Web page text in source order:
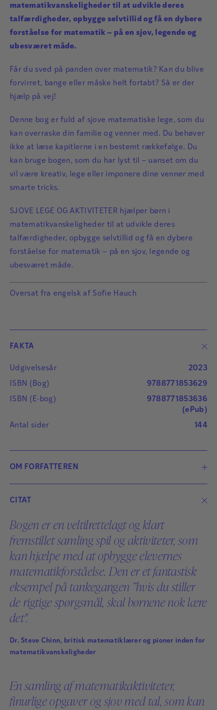
matematikvanskeligheder til at udvikle deres
talfærdigheder, opbygge selvtillid og få en dybere
forståelse for matematik – på en sjov, legende og
ubesværet måde.
Får du sved på panden over matematik? Kan du blive
forvirret, bange eller måske helt fortabt? Så er der
hjælp på vej!
Denne bog er fuld af sjove matematiske lege, som du
kan overraske din familie og venner med. Du behøver
ikke at læse kapitlerne i en bestemt rækkefølge. Du
kan bruge bogen, som du har lyst til – uanset om du
vil være kreativ, lege eller imponere dine venner med
smarte tricks.
SJOVE LEGE OG AKTIVITETER hjælper børn i
matematikvanskeligheder til at udvikle deres
talfærdigheder, opbygge selvtillid og få en dybere
forståelse for matematik – på en sjov, legende og
ubesværet måde.
Oversat fra engelsk af Sofie Hauch
FAKTA
Udgivelsesår
2023
ISBN (Bog)
9788771853629
ISBN (E-bog)
9788771853636
(ePub)
Antal sider
144
OM FORFATTEREN
Judy Hornigold
Judy Hornigold er uddannelseskonsulent i matematik.
Hun har bl.a. udviklet efteruddannelsesforløb til
lærere om dyskalkuli og har holdt foredrag og kurser
om dyskalkuli i hele verden, herunder Danmark.
Læs mere
CITAT
Bogen er en veltilrettelagt og klart
fremstillet samling spil og aktiviteter, som
kan hjælpe med at opbygge elevernes
matematikforståelse. Den er et fantastisk
eksempel på tankegangen ”hvis du stiller
de rigtige spørgsmål, skal børnene nok lære
det".
Dr. Steve Chinn, britisk matematiklærer og pioner inden for
matematikvanskeligheder
En samling af matematikaktiviteter,
finurlige opgaver og sjov med tal, som kan